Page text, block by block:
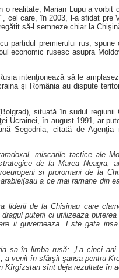
realitate, Marian Lupu a vorbit
cel care, în 2003, l-a sfidat pre
să-l semneze chiar la
partidul premierului rus,
economic rusesc asupra
intenţionează să le
şi România au dispute
situată în sudul regiunii
Ucrainei, în august 1991, ar
Segodnia, citată de Agenţia
miscarile tactice ale
de la Marea Neagra,
si proromani de la
a ce mai ramane din
liderii de la Chisinau care
puterii ci utilizeaza
ii guverneaza. Este gata
sa în limba rusă: „La cinci ani
a venit în sfârşit şansa pentru
Kîrgîzstan sînt deja rezultate în